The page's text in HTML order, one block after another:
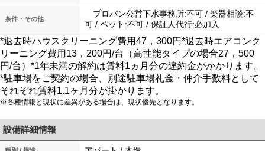
条件・その他
プロパン公営下水事務所:不可 / 楽器相談:不
可 / ペット:不可 / 保証人代行:必加入
*退去時ハウスクリーニング費用47，300円*退去時エアコンク
リーニング費用13，200円/台（高性能タイプの場合27，500
円/台）*1年未満の解約は賃料1ヵ月分の違約金がかかります。
*駐車場をご契約の場合、別途駐車場礼金・仲介手数料として
それぞれ賃料1.1ヶ月分が掛かります。
※各種情報と現状に差異がある場合は、現状優先となります。
設備詳細情報